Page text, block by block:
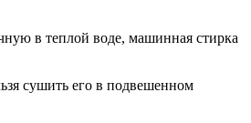
в теплой воде, машинная стирка
сушить его в подвешенном